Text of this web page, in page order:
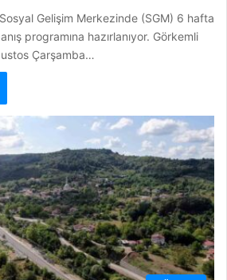
Gelişim Merkezinde (SGM) 6 hafta
programına hazırlanıyor. Görkemli
Çarşamba…